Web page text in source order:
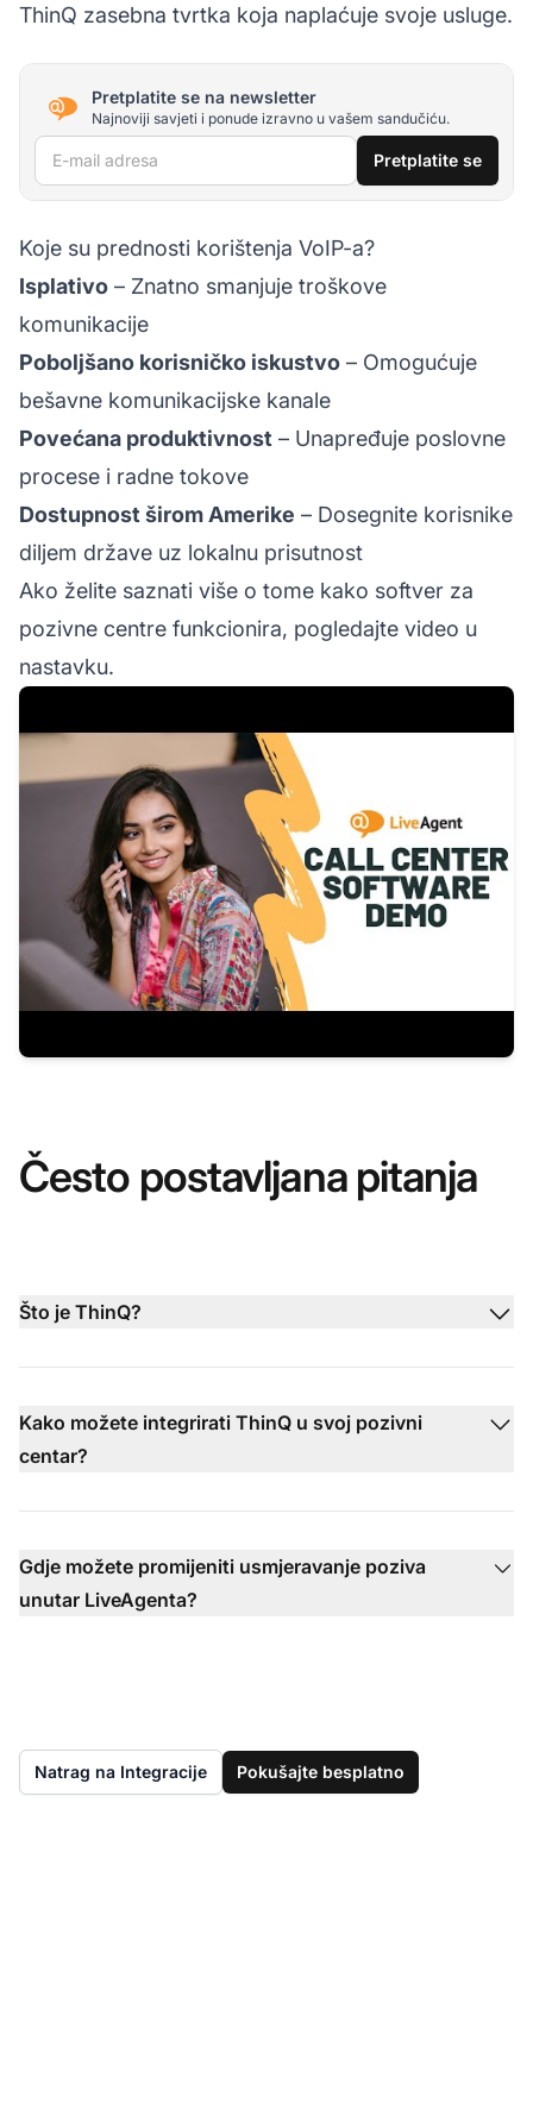
ThinQ zasebna tvrtka koja naplaćuje svoje usluge.
Pretplatite se na newsletter
Najnoviji savjeti i ponude izravno u vašem sandučiću.
E-mail adresa Pretplatite se
Koje su prednosti korištenja VoIP-a?
Isplativo – Znatno smanjuje troškove
komunikacije
Poboljšano korisničko iskustvo – Omogućuje
bešavne komunikacijske kanale
Povećana produktivnost – Unapređuje poslovne
procese i radne tokove
Dostupnost širom Amerike – Dosegnite korisnike
diljem države uz lokalnu prisutnost
Ako želite saznati više o tome kako softver za
pozivne centre funkcionira, pogledajte video u
nastavku.
Često postavljana pitanja
Što je ThinQ?
Kako možete integrirati ThinQ u svoj pozivni
centar?
Gdje možete promijeniti usmjeravanje poziva
unutar LiveAgenta?
Natrag na Integracije Pokušajte besplatno